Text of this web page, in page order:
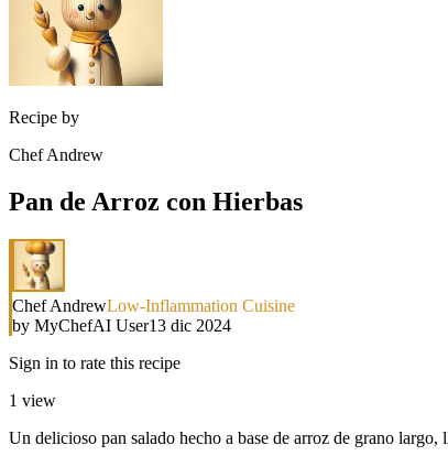
Recipe by
Chef Andrew
Pan de Arroz con Hierbas
Chef AndrewLow-Inflammation Cuisine
by MyChefAI User13 dic 2024
Sign in to rate this recipe
1 view
Un delicioso pan salado hecho a base de arroz de grano